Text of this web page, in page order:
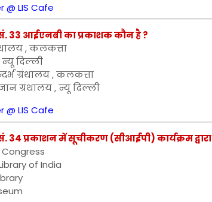
@ LIS Cafe
33 आईएनबी का प्रकाशक कौन है ?
, कलकत्ता
दिल्ली
ग्रंथालय , कलकत्ता
ग्रंथालय , न्यू दिल्ली
@ LIS Cafe
34 प्रकाशन में सूचीकरण (सीआईपी) कार्यक्रम
of India
[2011-2024].